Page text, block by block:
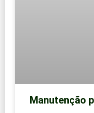
Manutenção